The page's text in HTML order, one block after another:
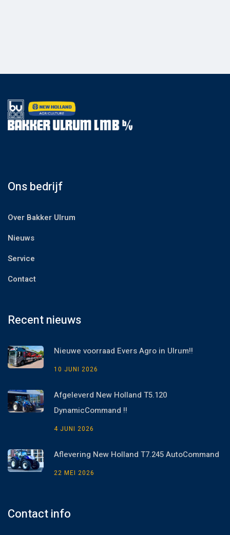
Ons bedrijf
Over Bakker Ulrum
Nieuws
Service
Contact
Recent nieuws
Nieuwe voorraad Evers Agro in Ulrum!!
10 JUNI 2026
Afgeleverd New Holland T5.120
DynamicCommand !!
4 JUNI 2026
Aflevering New Holland T7.245 AutoCommand
22 MEI 2026
Contact info